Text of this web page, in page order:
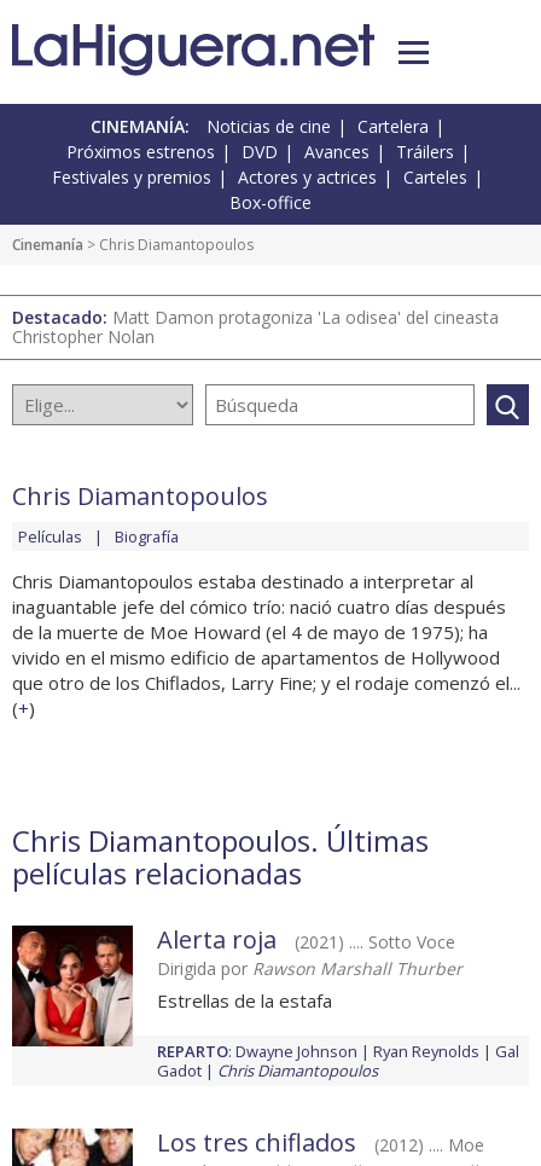
CINEMANÍA: Noticias de cine
Cartelera
Próximos estrenos
DVD Avances
Tráilers
Festivales y premios
Actores y actrices
Carteles
Box-office
Cinemanía > Chris Diamantopoulos
Destacado: Matt Damon protagoniza 'La odisea' del cineasta
Christopher Nolan
Chris Diamantopoulos
Películas Biografía
Chris Diamantopoulos estaba destinado a interpretar al
inaguantable jefe del cómico trío: nació cuatro días después
de la muerte de Moe Howard (el 4 de mayo de 1975); ha
vivido en el mismo edificio de apartamentos de Hollywood
que otro de los Chiflados, Larry Fine; y el rodaje comenzó el...
(+)
Chris Diamantopoulos. Últimas
películas relacionadas
Alerta roja
(2021) .... Sotto Voce
Dirigida por Rawson Marshall Thurber
Estrellas de la estafa
REPARTO: Dwayne Johnson Ryan Reynolds
Gal
Gadot
Chris Diamantopoulos
Los tres chiflados
(2012) .... Moe